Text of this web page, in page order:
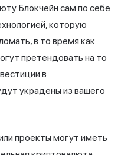
Блокчейн сам по себе
которую
в то время как
претендовать на то
в
украдены из вашего
проекты могут иметь